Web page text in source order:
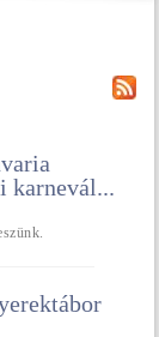
karnevál...